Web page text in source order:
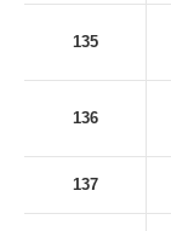
135
136
137